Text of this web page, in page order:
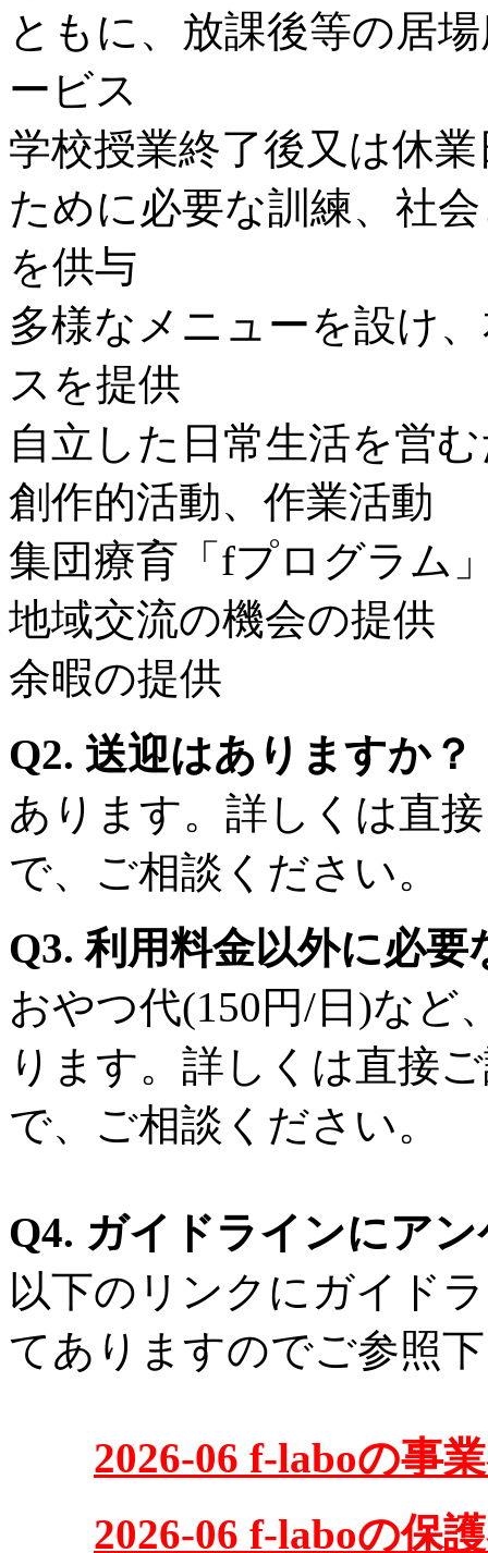
ともに、放課後等の居
ービス
学校授業終了後又は休
ために必要な訓練、社
を供与
多様なメニューを設け
スを提供
自立した日常生活を営
創作的活動、作業活動
集団療育「fプログラム
地域交流の機会の提供
余暇の提供
Q2. 送迎はありますか？
あります。詳しくは直
で、ご相談ください。
Q3. 利用料金以外に必
おやつ代(150円/日)など
ります。詳しくは直接
で、ご相談ください。
Q4. ガイドラインにア
以下のリンクにガイド
てありますのでご参照
2026-06 f-laboの事
2026-06 f-laboの保